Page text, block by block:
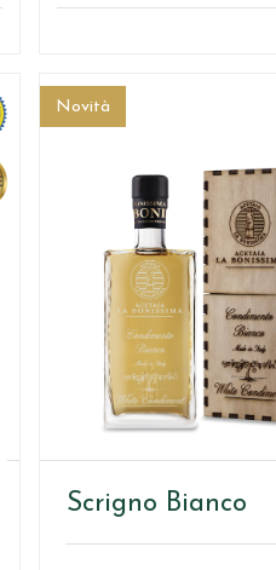
Novità
Scrigno Bianco